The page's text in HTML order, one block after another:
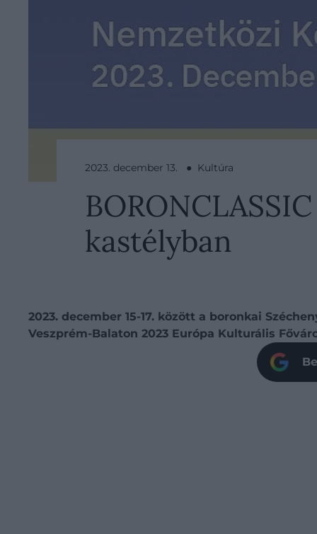
2023. december 13. ● Kultúra
kastélyban
2023. december 15-17. között a boronkai
Veszprém-Balaton 2023 Európa Kulturális